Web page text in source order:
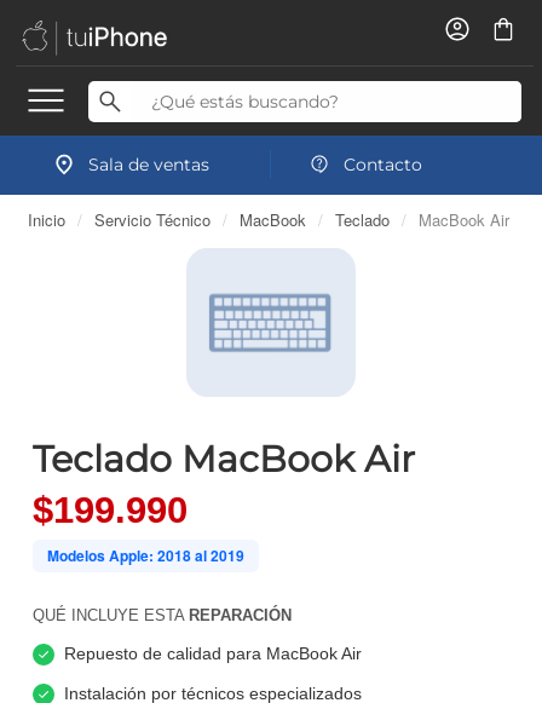
Sala de ventas Contacto
Inicio / Servicio Técnico / MacBook / Teclado / MacBook Air
Teclado MacBook Air
$199.990
Modelos Apple: 2018 al 2019
QUÉ INCLUYE ESTA REPARACIÓN
Repuesto de calidad para MacBook Air
Instalación por técnicos especializados